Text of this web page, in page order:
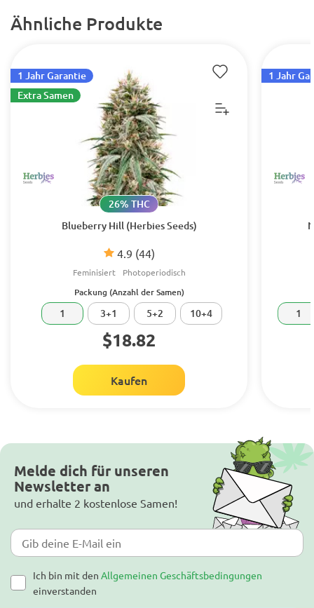
Ähnliche Produkte
Blueberry Hill (Herbies Seeds)
4.9 (44)
26% THC
Feminisiert Photoperiodisch
1 Jahr Garantie
Extra Samen
Packung (Anzahl der Samen)
1 3+1 5+2 10+4
$18.82
Kaufen
1 Jahr
1
Melde dich für unseren
Newsletter an
und erhalte 2 kostenlose Samen!
Ich bin mit den Allgemeinen Geschäftsbedingungen
einverstanden